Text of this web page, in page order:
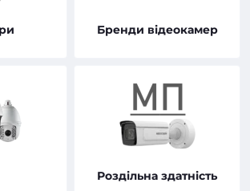
Бренди відеокамер
Роздільна здатність